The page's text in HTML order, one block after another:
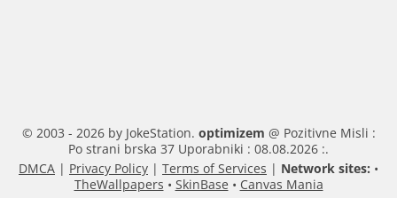
© 2003 - 2026 by JokeStation. optimizem @ Pozitivne Misli :
Po strani brska 37 Uporabniki : 08.08.2026 :.
DMCA | Privacy Policy | Terms of Services | Network sites: •
TheWallpapers • SkinBase • Canvas Mania